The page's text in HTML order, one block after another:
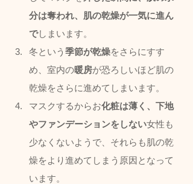
分は奪われ、肌の乾燥が一気に進ん
でしまいます。
冬という 季節が乾燥をさらにすす
め、室内の暖房が恐ろしいほど肌の
乾燥をさらに進めてしまいます。
マスクするからお化粧は薄く、下地
やファンデーションをしない女性も
少なくないようで、それらも肌の乾
燥をより進めてしまう原因となって
います。